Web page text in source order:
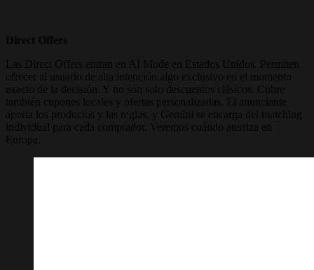
Direct Offers
Las Direct Offers entran en AI Mode en Estados Unidos. Permiten
ofrecer al usuario de alta intención algo exclusivo en el momento
exacto de la decisión. Y no son solo descuentos clásicos. Cubre
también cupones locales y ofertas personalizadas. El anunciante
aporta los productos y las reglas, y Gemini se encarga del matching
individual para cada comprador. Veremos cuándo aterriza en
Europa.